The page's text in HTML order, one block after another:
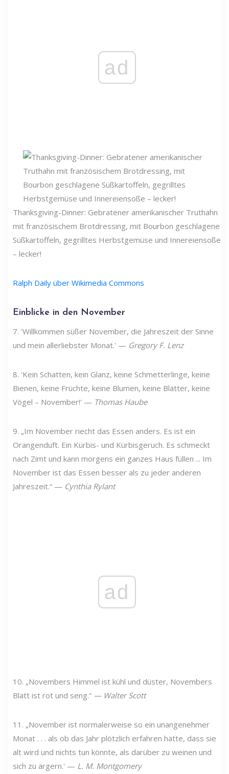
ad
Thanksgiving-Dinner: Gebratener amerikanischer Truthahn
mit französischem Brotdressing, mit Bourbon geschlagene
Süßkartoffeln, gegrilltes Herbstgemüse und Innereiensoße
– lecker!
Ralph Daily über Wikimedia Commons
Einblicke in den November
7. 'Willkommen süßer November, die Jahreszeit der Sinne
und mein allerliebster Monat.' — Gregory F. Lenz
8. 'Kein Schatten, kein Glanz, keine Schmetterlinge, keine
Bienen, keine Früchte, keine Blumen, keine Blätter, keine
Vögel – November!' — Thomas Haube
9. „Im November riecht das Essen anders. Es ist ein
Orangenduft. Ein Kürbis- und Kürbisgeruch. Es schmeckt
nach Zimt und kann morgens ein ganzes Haus füllen ... Im
November ist das Essen besser als zu jeder anderen
Jahreszeit.“ — Cynthia Rylant
ad
10. „Novembers Himmel ist kühl und düster, Novembers
Blatt ist rot und seng.“ — Walter Scott
11. „November ist normalerweise so ein unangenehmer
Monat . . . als ob das Jahr plötzlich erfahren hätte, dass sie
alt wird und nichts tun könnte, als darüber zu weinen und
sich zu ärgern.' — L. M. Montgomery